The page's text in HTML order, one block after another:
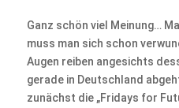
Ganz schön viel Meinung…
muss man sich schon
Augen reiben angesichts
gerade in Deutschland
zunächst die „Fridays for